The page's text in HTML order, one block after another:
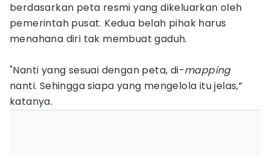
berdasarkan peta resmi yang dikeluarkan oleh
pemerintah pusat. Kedua belah pihak harus
menahana diri tak membuat gaduh.
"Nanti yang sesuai dengan peta, di-mapping
nanti. Sehingga siapa yang mengelola itu jelas,”
katanya.